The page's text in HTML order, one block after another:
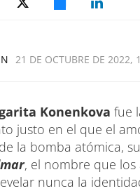
21 DE OCTUBRE DE 2022,
Konenkova fue
justo en el que el
la bomba atómica,
, el nombre que
nunca la